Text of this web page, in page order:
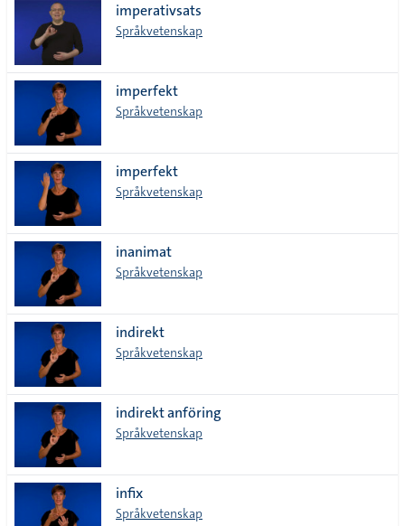
imperativsats
Språkvetenskap
imperfekt
Språkvetenskap
imperfekt
Språkvetenskap
inanimat
Språkvetenskap
indirekt
Språkvetenskap
indirekt anföring
Språkvetenskap
infix
Språkvetenskap